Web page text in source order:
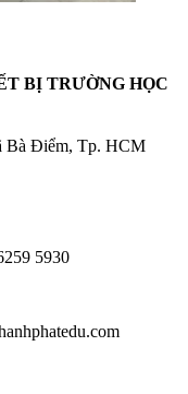
BỊ TRƯỜNG HỌC
Bà Điểm, Tp. HCM
5930